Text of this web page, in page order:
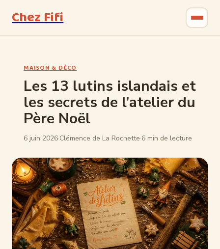
Chez Fifi
Bricolage
Jardinage
MAISON & DÉCO
Les 13 lutins islandais et
les secrets de l’atelier du
Père Noël
6 juin 2026·Clémence de La Rochette·6 min de lecture